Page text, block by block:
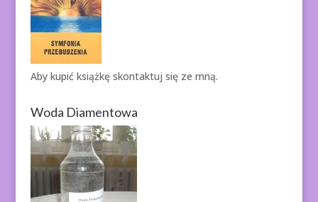
Aby kupić książkę skontaktuj się ze mną.
Woda Diamentowa